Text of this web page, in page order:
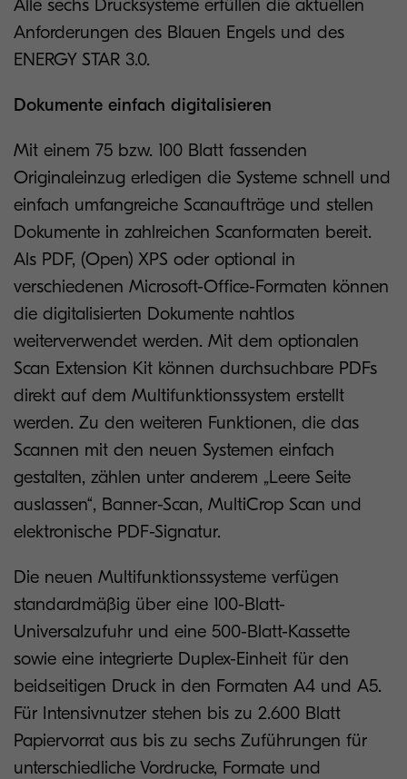
Alle sechs Drucksysteme erfüllen die aktuellen
Anforderungen des Blauen Engels und des
ENERGY STAR 3.0.
Dokumente einfach digitalisieren
Mit einem 75 bzw. 100 Blatt fassenden
Originaleinzug erledigen die Systeme schnell und
einfach umfangreiche Scanaufträge und stellen
Dokumente in zahlreichen Scanformaten bereit.
Als PDF, (Open) XPS oder optional in
verschiedenen Microsoft-Office-Formaten können
die digitalisierten Dokumente nahtlos
weiterverwendet werden. Mit dem optionalen
Scan Extension Kit können durchsuchbare PDFs
direkt auf dem Multifunktionssystem erstellt
werden. Zu den weiteren Funktionen, die das
Scannen mit den neuen Systemen einfach
gestalten, zählen unter anderem „Leere Seite
auslassen“, Banner-Scan, MultiCrop Scan und
elektronische PDF-Signatur.
Die neuen Multifunktionssysteme verfügen
standardmäßig über eine 100-Blatt-
Universalzufuhr und eine 500-Blatt-Kassette
sowie eine integrierte Duplex-Einheit für den
beidseitigen Druck in den Formaten A4 und A5.
Für Intensivnutzer stehen bis zu 2.600 Blatt
Papiervorrat aus bis zu sechs Zuführungen für
unterschiedliche Vordrucke, Formate und